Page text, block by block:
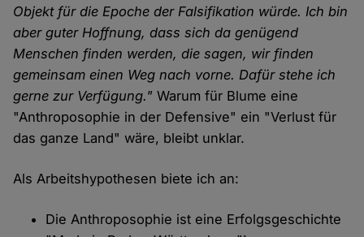
Objekt für die Epoche der Falsifikation würde. Ich bin
aber guter Hoffnung, dass sich da genügend
Menschen finden werden, die sagen, wir finden
gemeinsam einen Weg nach vorne. Dafür stehe ich
gerne zur Verfügung." Warum für Blume eine
"Anthroposophie in der Defensive" ein "Verlust für
das ganze Land" wäre, bleibt unklar.
Als Arbeitshypothesen biete ich an:
Die Anthroposophie ist eine Erfolgsgeschichte